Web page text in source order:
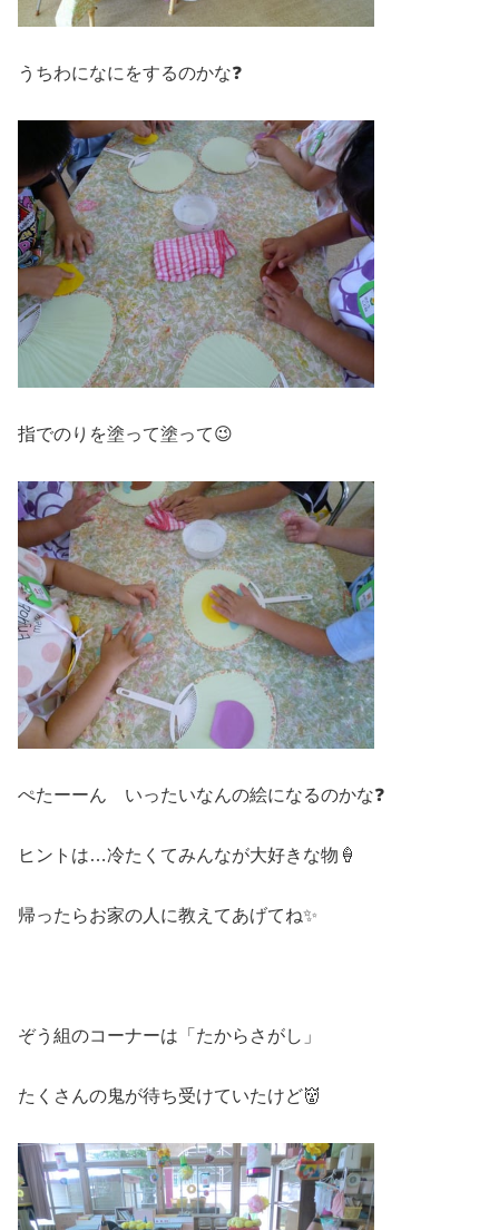
うちわになにをするのかな❓
指でのりを塗って塗って😉
ぺたーーん いったいなんの絵になるのかな❓
ヒントは…冷たくてみんなが大好きな物🍦
帰ったらお家の人に教えてあげてね✨
ぞう組のコーナーは「たからさがし」
たくさんの鬼が待ち受けていたけど👹